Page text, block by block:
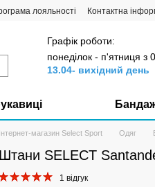
лояльності Контактна
Графік роботи:
понеділок - п'ятниця з
13.04- вихідний день
Інтернет-магазин Select Sport Одяг
Штани SELECT
1 відгук